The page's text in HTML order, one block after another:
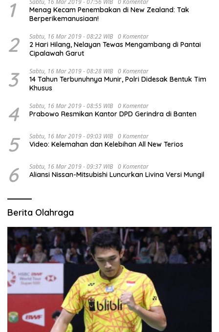
1 Sabtu, 16 Mar 2019 - 07:56 WIB 0 Komentar
Menag Kecam Penembakan di New Zealand: Tak
Berperikemanusiaan!
2 Sabtu, 16 Mar 2019 - 08:22 WIB 0 Komentar
2 Hari Hilang, Nelayan Tewas Mengambang di Pantai
Cipalawah Garut
3 Sabtu, 16 Mar 2019 - 08:28 WIB 0 Komentar
14 Tahun Terbunuhnya Munir, Polri Didesak Bentuk Tim
Khusus
4 Sabtu, 16 Mar 2019 - 08:55 WIB 0 Komentar
Prabowo Resmikan Kantor DPD Gerindra di Banten
5 Sabtu, 16 Mar 2019 - 09:03 WIB 0 Komentar
Video: Kelemahan dan Kelebihan All New Terios
6 Sabtu, 16 Mar 2019 - 09:37 WIB 0 Komentar
Aliansi Nissan-Mitsubishi Luncurkan Livina Versi Mungil
Berita Olahraga